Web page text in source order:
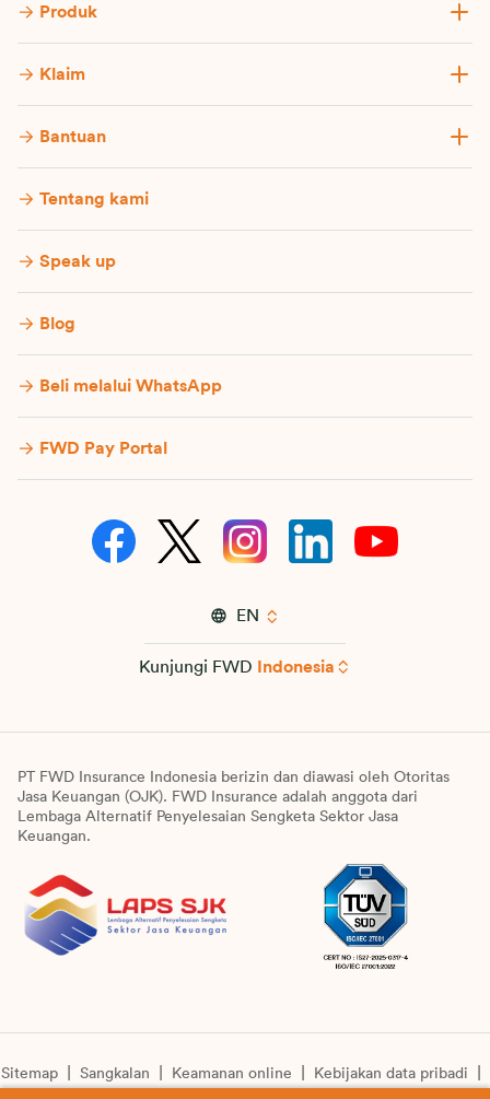
Produk
Klaim
Bantuan
Tentang kami
Speak up
Blog
Beli melalui WhatsApp
FWD Pay Portal
EN
Kunjungi FWD Indonesia
PT FWD Insurance Indonesia berizin dan diawasi oleh Otoritas
Jasa Keuangan (OJK). FWD Insurance adalah anggota dari
Lembaga Alternatif Penyelesaian Sengketa Sektor Jasa
Keuangan.
Sitemap Sangkalan Keamanan online
Kebijakan data pribadi